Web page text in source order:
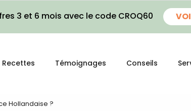
3 et 6 mois avec le code CROQ60
Recettes Témoignages Conseils
Hollandaise ?